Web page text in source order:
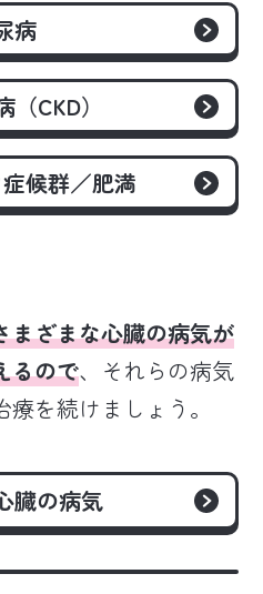
病
CKD）
候群／肥満
まざまな心臓の病気が
るので、それらの病気
を続けましょう。
臓の病気